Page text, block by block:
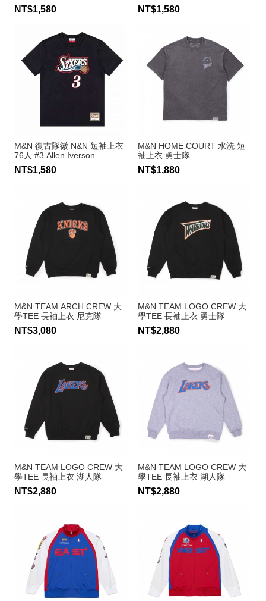
NT$1,580 NT$1,580
M&N 復古隊徽 N&N 短袖上衣
76人 #3 Allen Iverson
NT$1,580
M&N HOME COURT 水洗 短
袖上衣 勇士隊
NT$1,880
M&N TEAM ARCH CREW 大
學TEE 長袖上衣 尼克隊
NT$3,080
M&N TEAM LOGO CREW 大
學TEE 長袖上衣 勇士隊
NT$2,880
M&N TEAM LOGO CREW 大
學TEE 長袖上衣 湖人隊
NT$2,880
M&N TEAM LOGO CREW 大
學TEE 長袖上衣 湖人隊
NT$2,880